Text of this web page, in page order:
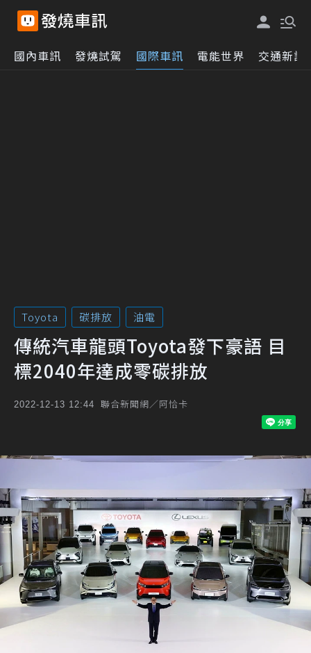
國內車訊 發燒試駕 國際車訊 電能世界 交通新訊
Toyota 碳排放 油電
傳統汽車龍頭Toyota發下豪語 目
標2040年達成零碳排放
2022-12-13 12:44 聯合新聞網／阿恰卡